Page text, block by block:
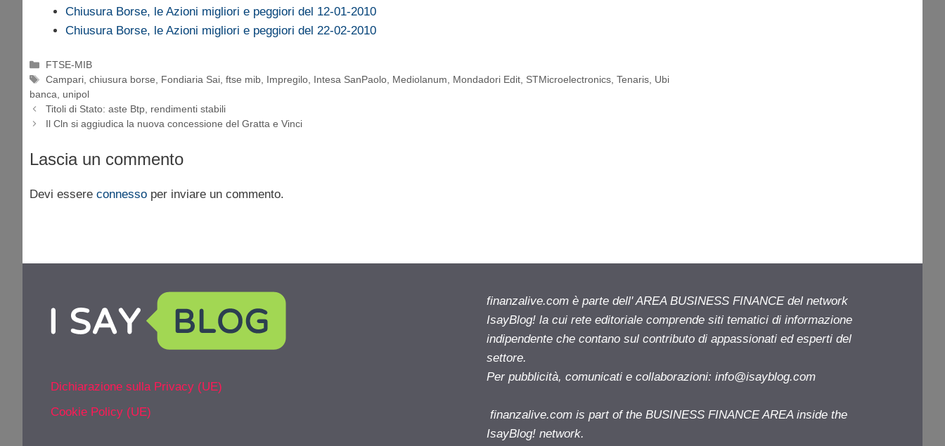
Chiusura Borse, le Azioni migliori e peggiori del 12-01-2010
Chiusura Borse, le Azioni migliori e peggiori del 22-02-2010
Categorie
FTSE-MIB
Tag
Campari ,chiusura borse Fondiaria Sai ,ftse mib Impregilo Intesa SanPaolo Mediolanum Mondadori Edit STMicroelectronics ,Tenaris Ubi
banca
unipol
Titoli di Stato: aste Btp, rendimenti stabili
Il Cln si aggiudica la nuova concessione del Gratta e Vinci
Lascia un commento
Devi essere connesso per inviare un commento.
Dichiarazione sulla Privacy (UE)
Cookie Policy (UE)
finanzalive.com è parte dell' AREA BUSINESS FINANCE del network
IsayBlog! la cui rete editoriale comprende siti tematici di informazione
indipendente che contano sul contributo di appassionati ed esperti del
settore.
Per pubblicità, comunicati e collaborazioni: info@isayblog.com
finanzalive.com is part of the BUSINESS FINANCE AREA inside the
IsayBlog! network.